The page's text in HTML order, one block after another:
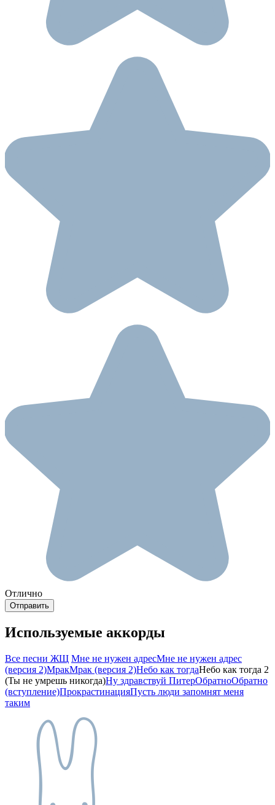
Отлично
Используемые аккорды
Все песни ЖЩ Мне не нужен адресМне не нужен адрес
(версия 2)МракМрак (версия 2)Небо как тогдаНебо как тогда 2
(Ты не умрешь никогда)Ну здравствуй ПитерОбратноОбратно
(вступление)ПрокрастинацияПусть люди запомнят меня
таким